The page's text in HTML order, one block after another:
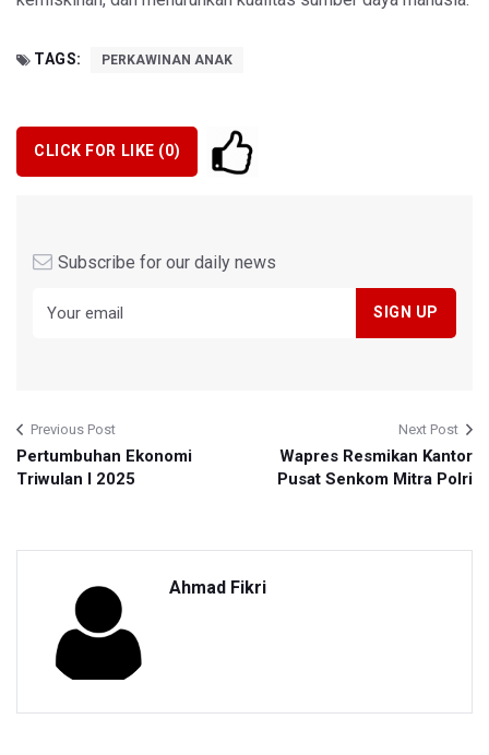
TAGS: PERKAWINAN ANAK
CLICK FOR LIKE (0)
Subscribe for our daily news
Previous Post
Pertumbuhan Ekonomi
Triwulan I 2025
Next Post
Wapres Resmikan Kantor
Pusat Senkom Mitra Polri
Ahmad Fikri